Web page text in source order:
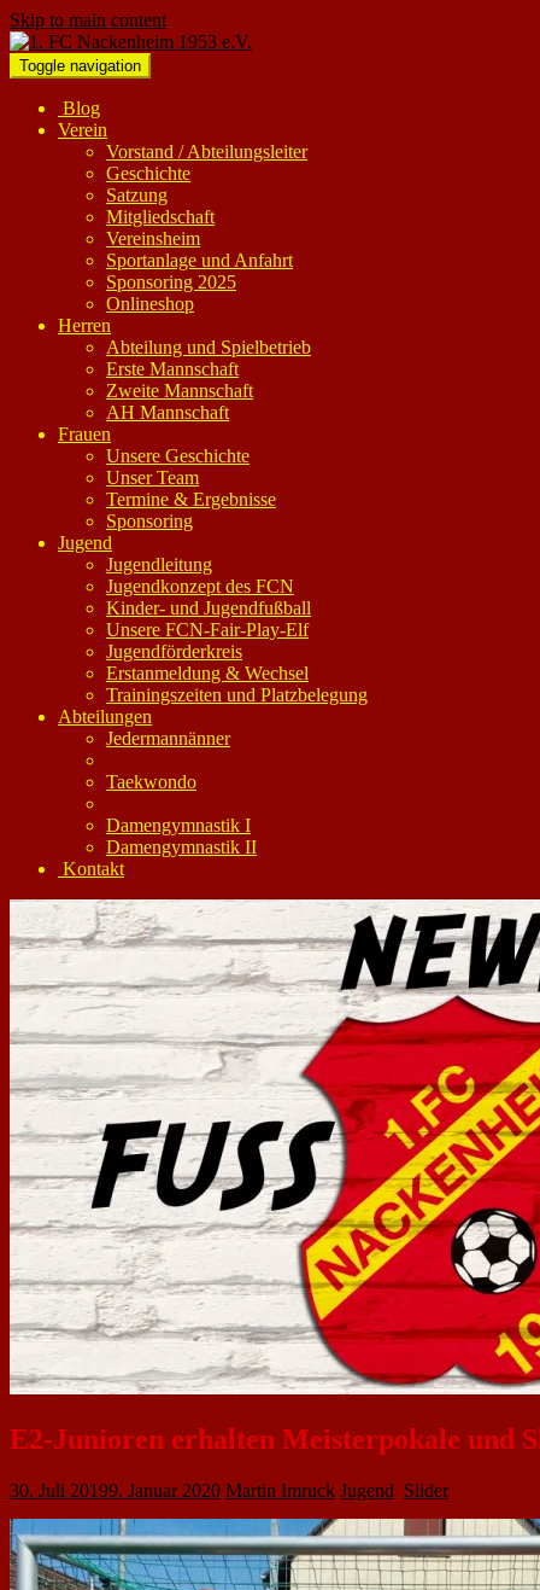
Skip to main content
Toggle navigation
Blog
Verein
Vorstand / Abteilungsleiter
Geschichte
Satzung
Mitgliedschaft
Vereinsheim
Sportanlage und Anfahrt
Sponsoring 2025
Onlineshop
Herren
Abteilung und Spielbetrieb
Erste Mannschaft
Zweite Mannschaft
AH Mannschaft
Frauen
Unsere Geschichte
Unser Team
Termine & Ergebnisse
Sponsoring
Jugend
Jugendleitung
Jugendkonzept des FCN
Kinder- und Jugendfußball
Unsere FCN-Fair-Play-Elf
Jugendförderkreis
Erstanmeldung & Wechsel
Trainingszeiten und Platzbelegung
Abteilungen
Jedermannänner
Taekwondo
Damengymnastik I
Damengymnastik II
Kontakt
E2-Junioren erhalten Meisterpokale und
30. Juli 20199. Januar 2020 Martin Imruck Jugend Slider